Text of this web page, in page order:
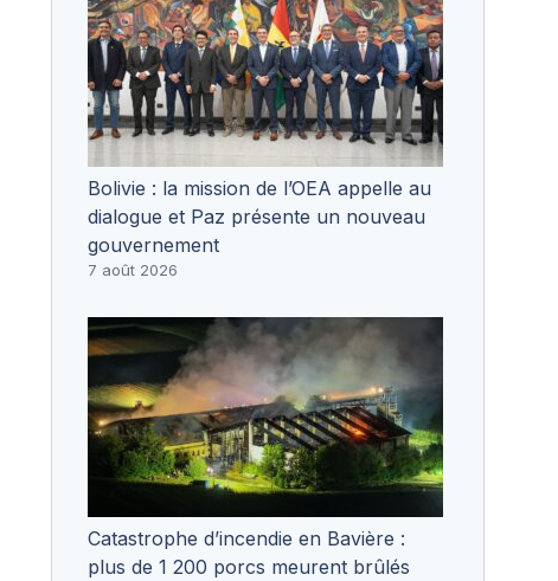
Bolivie : la mission de l’OEA appelle au
dialogue et Paz présente un nouveau
gouvernement
7 août 2026
Catastrophe d’incendie en Bavière :
plus de 1 200 porcs meurent brûlés